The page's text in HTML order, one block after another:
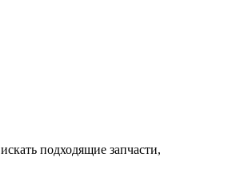
подходящие запчасти,